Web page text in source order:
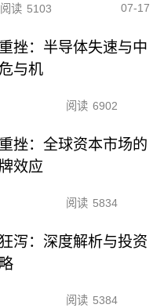
阅读 5103 07-17
挫：半导体失速与中
与机
阅读 6902
挫：全球资本市场的
效应
阅读 5834
泻：深度解析与投资
阅读 5384